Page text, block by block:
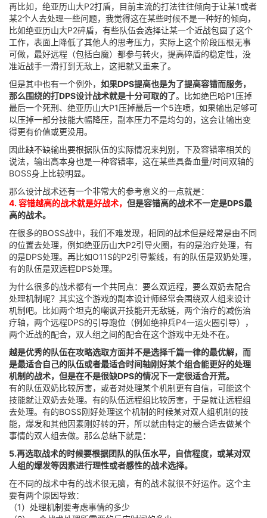
再比如，绝亚历山大P2打盾，目前主流的打法往往倾向于让某1或者
某2个人去处理一些问题，我觉得这在某些时候不是一种好的倾向，
比如绝亚历山大P2碎盾，有些队伍会选择让某一个近战包圆了这个
工作，表面上降低了其他人的思考压力，实际上这个阶段压根无事
可做，最好远程（包括白魔）都参与转火，提高碎盾的稳定性，没
准近战手一滑打到无敌上，这把就又重来了。
但是其中也有一个例外， 如果DPS提高也是为了提高容错而服务，
那么围绕的打DPS设计战术就是十分可取的了。比如绝巴哈P1压掉
最后一个死刑、绝亚历山大P1压掉最后一个5连喷，如果输出足够可
以压掉一部分技能大幅降压，副本压力不是均匀的，这会让输出变
得更有价值或更没用。
因此缺不缺输出要根据队伍的实际情况来判别，下及容错率相关的
说法，输出高本身也是一种容错率，这在某些具备血量/时间双轴的
BOSS身上比较明显。
那么设计战术还有一个非常大的参考意义的一点就是：
4. 容错越高的战术就是好战术， 但是容错高的战术不一定是DPS最
高的战术。
在很多的BOSS战中，我们不难发现，相同的战术但是经常是由不同
的位置去处理，例如绝亚历山大P2引导火圈，有的是治疗处理，有
的是DPS处理。再比如O11S的P2引导紫线，有的队伍是双奶处理，
有的队伍是双远程DPS处理。
为什么很多的战术都有一个共同点：要么双远程，要么双奶去配合
处理机制呢？其实这个游戏的副本设计师经常会围绕双人组来设计
机制吧。比如两个坦克的嘲讽开技能开无敌链，两个治疗的减伤治
疗轴，两个远程DPS的引导跑位（例如绝神兵P4一运火圈引导），
两个近战的配合，双人组之间的配合在这个游戏中无处不在。
越是优秀的队伍在攻略选取方面并不是选择千篇一律的最优解，而
是最适合自己的队伍或者最适合时间轴刚好某个组合能更好的处理
机制的战术，但是在不是很缺DPS的情况下一定很适合开荒。
有的队伍双奶比较厉害，或者对处理某个机制更有自信，可能这个
技能就让双奶去处理。有的队伍远程组比较厉害，于是就让远程组
去处理。有的BOSS刚好处理这个机制的时候某对双人组机制的技
能，爆发和其他因素刚好转的开，所以就由特定的最合适去做某个
事情的双人组去做。那么总结下就是：
5.再选取战术的时候要根据团队的队伍水平，自信程度，或某对双
人组的爆发等因素进行理性或者感性的战术选择。
在不同的战术中有的战术很无脑，有的战术就很不好运作。这个主
要有两个原因导致：
（1）处理机制要考虑事情的多少